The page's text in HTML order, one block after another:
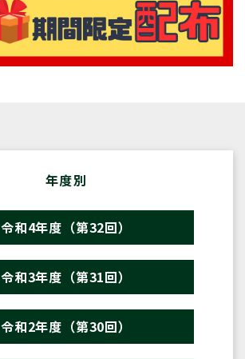
年度別
令和4年度（第32回）
令和3年度（第31回）
令和2年度（第30回）